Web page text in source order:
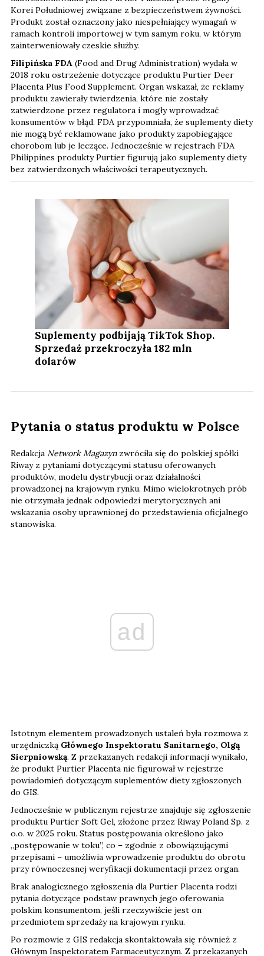
Korei Południowej związane z bezpieczeństwem żywności.
Produkt został oznaczony jako niespełniający wymagań w
ramach kontroli importowej w tym samym roku, w którym
zainterweniowały czeskie służby.
Filipińska FDA (Food and Drug Administration) wydała w
2018 roku ostrzeżenie dotyczące produktu Purtier Deer
Placenta Plus Food Supplement. Organ wskazał, że reklamy
produktu zawierały twierdzenia, które nie zostały
zatwierdzone przez regulatora i mogły wprowadzać
konsumentów w błąd. FDA przypomniała, że suplementy diety
nie mogą być reklamowane jako produkty zapobiegające
chorobom lub je leczące. Jednocześnie w rejestrach FDA
Philippines produkty Purtier figurują jako suplementy diety
bez zatwierdzonych właściwości terapeutycznych.
Suplementy podbijają TikTok Shop.
Sprzedaż przekroczyła 182 mln
dolarów
Pytania o status produktu w Polsce
Redakcja Network Magazynzwróciła się do polskiej spółki
Riway z pytaniami dotyczącymi statusu oferowanych
produktów, modelu dystrybucji oraz działalności
prowadzonej na krajowym rynku. Mimo wielokrotnych prób
nie otrzymała jednak odpowiedzi merytorycznych ani
wskazania osoby uprawnionej do przedstawienia oficjalnego
stanowiska.
ad
Istotnym elementem prowadzonych ustaleń była rozmowa z
urzędniczką Głównego Inspektoratu Sanitarnego, Olgą
Sierpniowską. Z przekazanych redakcji informacji wynikało,
że produkt Purtier Placenta nie figurował w rejestrze
powiadomień dotyczącym suplementów diety zgłoszonych
do GIS.
Jednocześnie w publicznym rejestrze znajduje się zgłoszenie
produktu Purtier Soft Gel, złożone przez Riway Poland Sp. z
o.o. w 2025 roku. Status postępowania określono jako
„postępowanie w toku”, co – zgodnie z obowiązującymi
przepisami – umożliwia wprowadzenie produktu do obrotu
przy równoczesnej weryfikacji dokumentacji przez organ.
Brak analogicznego zgłoszenia dla Purtier Placenta rodzi
pytania dotyczące podstaw prawnych jego oferowania
polskim konsumentom, jeśli rzeczywiście jest on
przedmiotem sprzedaży na krajowym rynku.
Po rozmowie z GIS redakcja skontaktowała się również z
Głównym Inspektoratem Farmaceutycznym. Z przekazanych